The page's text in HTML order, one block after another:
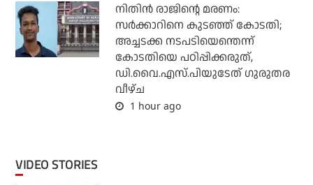
നിതിന്‍ രാജിന്റെ മരണം:
സര്‍ക്കാറിനെ കുടഞ്ഞ് കോടതി;
അച്ചടക്ക നടപടിയെന്തെന്ന്
കോടതിയെ പഠിപ്പിക്കരുത്,
ഡി.വൈ.എസ്.പിയുടേത് ഗുരുതര
വീഴ്ച
1 hour ago
VIDEO STORIES